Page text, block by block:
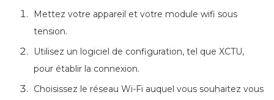
Mettez votre appareil et votre module wifi sous
tension.
Utilisez un logiciel de configuration, tel que XCTU,
pour établir la connexion.
Choisissez le réseau Wi-Fi auquel vous souhaitez vous